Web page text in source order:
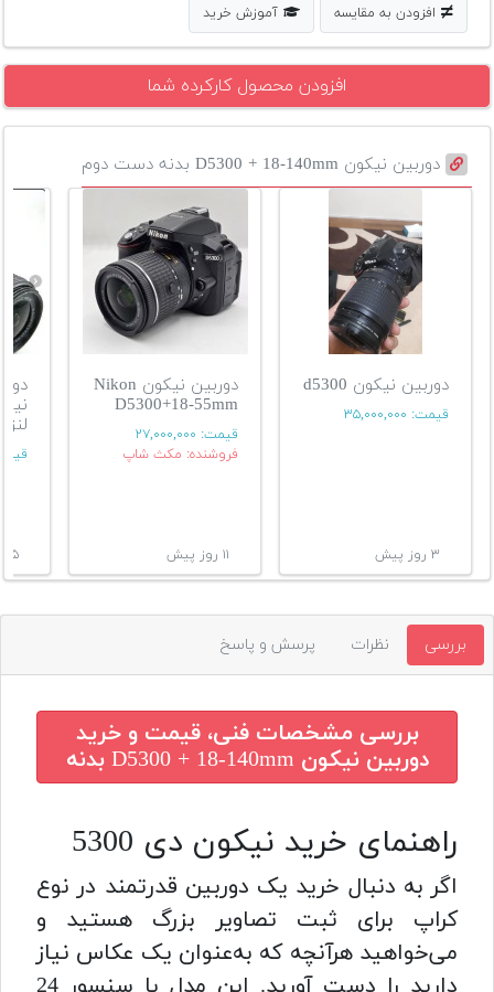
افزودن به مقایسه آموزش خرید
افزودن محصول کارکرده شما
دوربین نیکون D5300 + 18-140mm بدنه دست دوم
دوربین نیکون d5300
قیمت: ۳۵,۰۰۰,۰۰۰
۳ روز پیش
دوربین نیکون Nikon
D5300+18-55mm
قیمت: ۲۷,۰۰۰,۰۰۰
فروشنده: مکث شاپ
۱۱ روز پیش
لنز۱۸-۵۵ میلیمتری
۱۵ روز پیش
بررسی نظرات پرسش و پاسخ
بررسی مشخصات فنی، قیمت و خرید
دوربین نیکون D5300 + 18-140mm بدنه
راهنمای خرید نیکون دی 5300
اگر به دنبال خرید یک دوربین قدرتمند در نوع
کراپ برای ثبت تصاویر بزرگ هستید و
می‌خواهید هرآنچه که به‌عنوان یک عکاس نیاز